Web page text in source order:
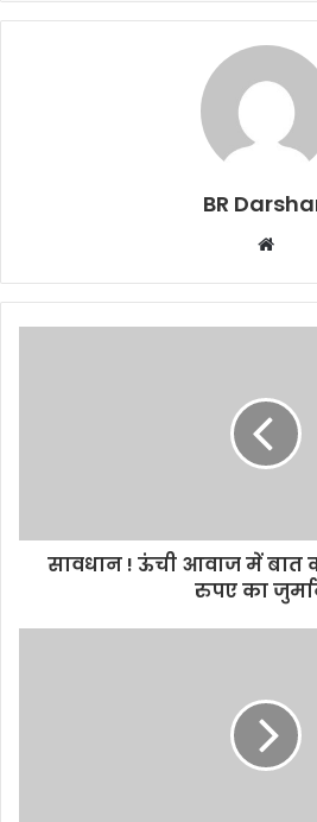
BR
b
s
e
सावधान ! ऊंची आवाज में बात
रुपए का